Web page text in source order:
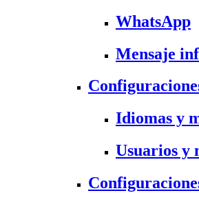
WhatsApp
Mensaje
Idiomas y
Usuarios y